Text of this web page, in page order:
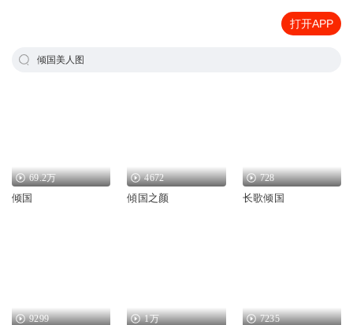
打开APP
倾国美人图
69.2万
倾国
4672
傾国之颜
728
长歌倾国
9299 1万 7235